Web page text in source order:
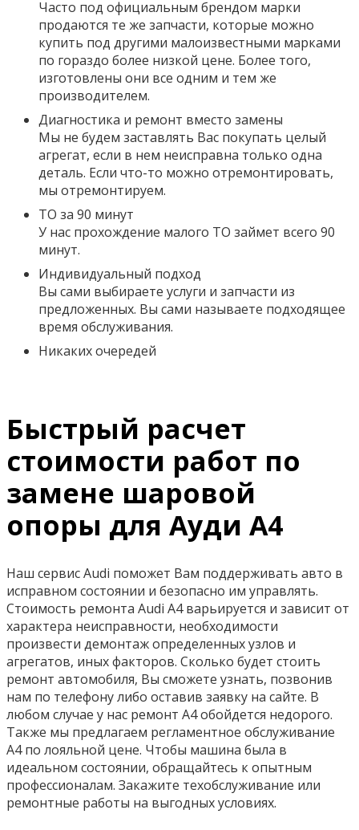
Часто под официальным брендом марки
продаются те же запчасти, которые можно
купить под другими малоизвестными марками
по гораздо более низкой цене. Более того,
изготовлены они все одним и тем же
производителем.
Диагностика и ремонт вместо замены
Мы не будем заставлять Вас покупать целый
агрегат, если в нем неисправна только одна
деталь. Если что-то можно отремонтировать,
мы отремонтируем.
ТО за 90 минут
У нас прохождение малого ТО займет всего 90
минут.
Индивидуальный подход
Вы сами выбираете услуги и запчасти из
предложенных. Вы сами называете подходящее
время обслуживания.
Никаких очередей
Быстрый расчет
стоимости работ по
замене шаровой
опоры для Ауди A4
Наш сервис Audi поможет Вам поддерживать авто в
исправном состоянии и безопасно им управлять.
Стоимость ремонта Audi A4 варьируется и зависит от
характера неисправности, необходимости
произвести демонтаж определенных узлов и
агрегатов, иных факторов. Сколько будет стоить
ремонт автомобиля, Вы сможете узнать, позвонив
нам по телефону либо оставив заявку на сайте. В
любом случае у нас ремонт A4 обойдется недорого.
Также мы предлагаем регламентное обслуживание
A4 по лояльной цене. Чтобы машина была в
идеальном состоянии, обращайтесь к опытным
профессионалам. Закажите техобслуживание или
ремонтные работы на выгодных условиях.